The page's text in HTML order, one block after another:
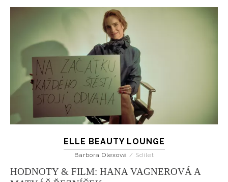
ELLE BEAUTY LOUNGE
Barbora Olexová / Sdílet
HODNOTY & FILM: HANA VAGNEROVÁ A